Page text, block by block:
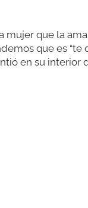
mujer que la
que es “te
en su interior